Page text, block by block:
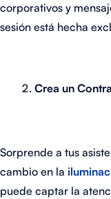
corporativos y
sesión está hecha
Crea un
Sorprende a tus
cambio en la
puede captar la